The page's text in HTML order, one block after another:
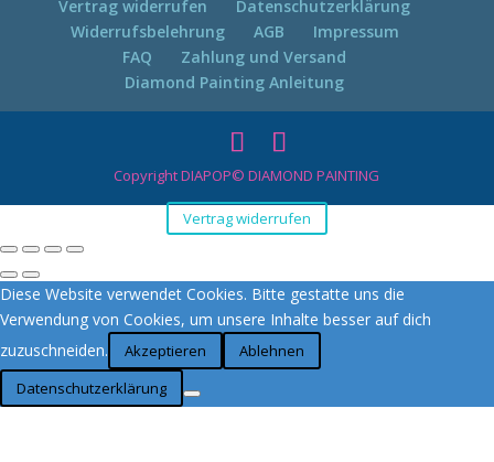
Vertrag widerrufen
Datenschutzerklärung
Widerrufsbelehrung
AGB
Impressum
FAQ
Zahlung und Versand
Diamond Painting Anleitung
Copyright DIAPOP© DIAMOND PAINTING
Vertrag widerrufen
Diese Website verwendet Cookies. Bitte gestatte uns die
Verwendung von Cookies, um unsere Inhalte besser auf dich
zuzuschneiden.
Akzeptieren
Ablehnen
Datenschutzerklärung